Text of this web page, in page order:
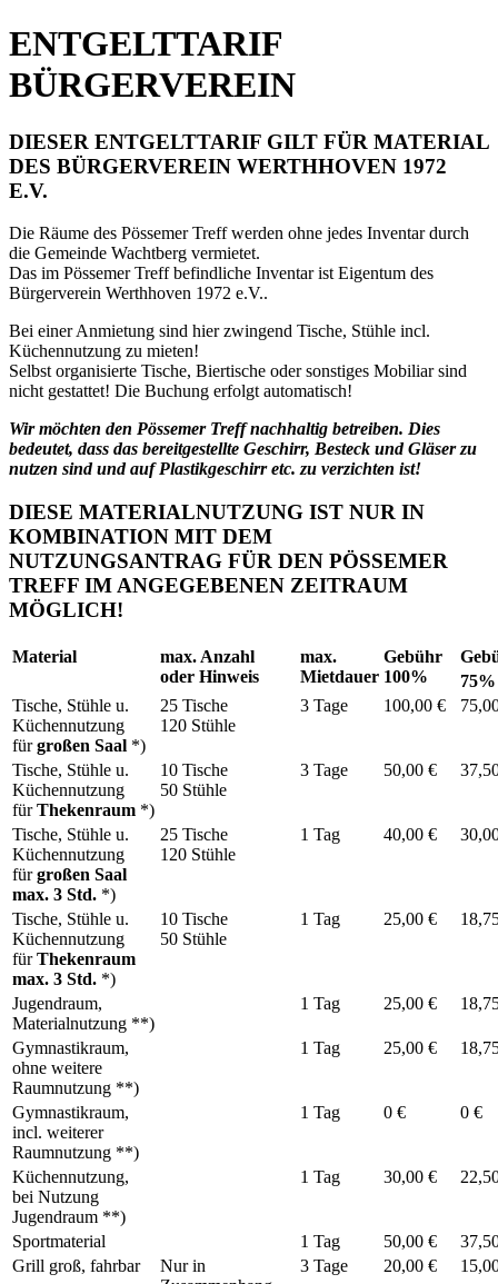
ENTGELTTARIF
BÜRGERVEREIN
DIESER ENTGELTTARIF GILT FÜR MATERIAL
DES BÜRGERVEREIN WERTHHOVEN 1972
E.V.
Die Räume des Pössemer Treff werden ohne jedes Inventar durch
die Gemeinde Wachtberg vermietet.
Das im Pössemer Treff befindliche Inventar ist Eigentum des
Bürgerverein Werthhoven 1972 e.V..
Bei einer Anmietung sind hier zwingend Tische, Stühle incl.
Küchennutzung zu mieten!
Selbst organisierte Tische, Biertische oder sonstiges Mobiliar sind
nicht gestattet! Die Buchung erfolgt automatisch!
Wir möchten den Pössemer Treff nachhaltig betreiben. Dies
bedeutet, dass das bereitgestellte Geschirr, Besteck und Gläser zu
nutzen sind und auf Plastikgeschirr etc. zu verzichten ist!
DIESE MATERIALNUTZUNG IST NUR IN
KOMBINATION MIT DEM
NUTZUNGSANTRAG FÜR DEN PÖSSEMER
TREFF IM ANGEGEBENEN ZEITRAUM
MÖGLICH!
Material
max. Anzahl
oder Hinweis
max.
Mietdauer
Gebühr
100%
Tische, Stühle u.
Küchennutzung
fürgroßen Saal *)
25 Tische
120 Stühle
3 Tage 100,00 €
Tische, Stühle u.
Küchennutzung
fürThekenraum *)
10 Tische
50 Stühle
3 Tage 50,00 €
Tische, Stühle u.
Küchennutzung
fürgroßen Saal
max. 3 Std. *)
25 Tische
120 Stühle
1 Tag 40,00 €
Tische, Stühle u.
Küchennutzung
fürThekenraum
max. 3 Std. *)
10 Tische
50 Stühle
1 Tag 25,00 €
Jugendraum,
Materialnutzung **)
1 Tag 25,00 €
Gymnastikraum,
ohne weitere
Raumnutzung **)
1 Tag 25,00 €
Gymnastikraum,
incl. weiterer
Raumnutzung **)
1 Tag 0 € 0 €
Küchennutzung,
bei Nutzung
Jugendraum **)
1 Tag 30,00 €
Sportmaterial 1 Tag 50,00 €
Grill groß, fahrbar
Nur in
3 Tage 20,00 €